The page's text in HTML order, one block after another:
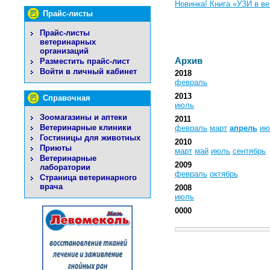
Прайс-листы
Прайс-листы
ветеринарных
организаций
Разместить прайс-лист
Войти в личный кабинет
Справочная
Зоомагазины и аптеки
Ветеринарные клиники
Гостиницы для животных
Приюты
Ветеринарные
лаборатории
Страница ветеринарного
врача
Новинка! Книга «УЗИ в
Архив
2018
февраль
2013
июль
2011
февраль март апрель
2010
март май июль сентябрь
2009
февраль октябрь
2008
июль
0000